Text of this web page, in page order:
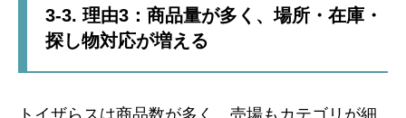
3-3. 理由3：商品量が多く、場所・在庫・
探し物対応が増える
トイザらスは商品数が多く、売場もカテゴリが細